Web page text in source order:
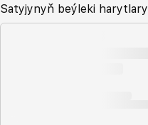
Satyjynyň beýleki harytlary